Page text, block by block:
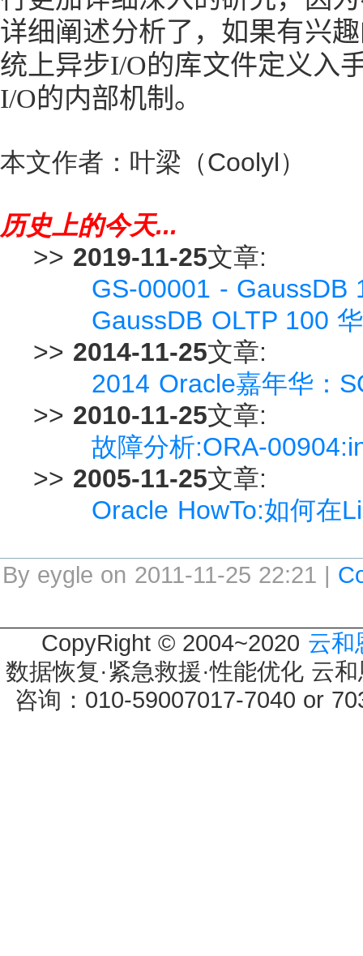
详细阐述分析了，如果有兴
统上异步I/O的库文件定义入
I/O的内部机制。
本文作者：叶梁（Coolyl）
历史上的今天...
>> 2019-11-25文章:
GS-00001 - GaussDB
GaussDB OLTP 100
>> 2014-11-25文章:
2014 Oracle嘉年华：
>> 2010-11-25文章:
故障分析:ORA-
>> 2005-11-25文章:
Oracle HowTo:如何在
By eygle on 2011-11-25 22:21 |
CopyRight © 2004~2020 云和
数据恢复·紧急救援·性能优化 云
咨询：010-59007017-7040 or